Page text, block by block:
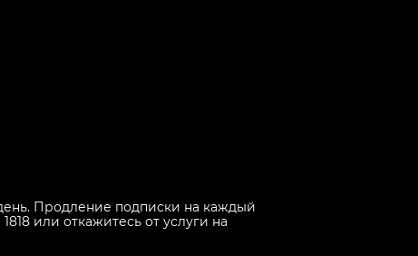
Продление подписки на каждый
или откажитесь от услуги на